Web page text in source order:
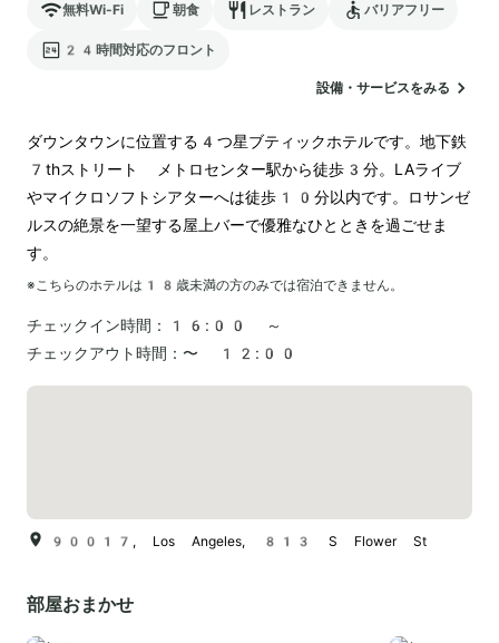
無料Wi-Fi 朝食 レストラン バリアフリー
24時間対応のフロント
設備・サービスをみる
ダウンタウンに位置する4つ星ブティックホテルです。地下鉄
7thストリート メトロセンター駅から徒歩3分。LAライブ
やマイクロソフトシアターへは徒歩10分以内です。ロサンゼ
ルスの絶景を一望する屋上バーで優雅なひとときを過ごせま
す。
※こちらのホテルは 18 歳未満の方のみでは宿泊できません。
チェックイン時間：
16:00 ～
チェックアウト時間： 〜 12:00
90017, Los Angeles, 813 S Flower St
部屋おまかせ